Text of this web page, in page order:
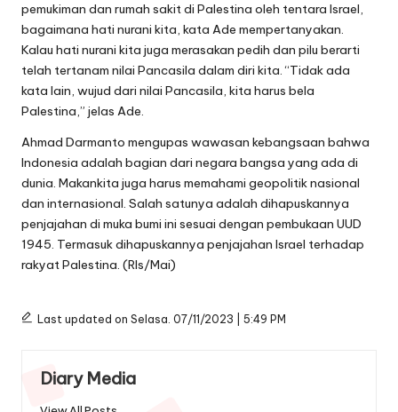
pemukiman dan rumah sakit di Palestina oleh tentara Israel,
bagaimana hati nurani kita, kata Ade mempertanyakan.
Kalau hati nurani kita juga merasakan pedih dan pilu berarti
telah tertanam nilai Pancasila dalam diri kita. “Tidak ada
kata lain, wujud dari nilai Pancasila, kita harus bela
Palestina,” jelas Ade.
Ahmad Darmanto mengupas wawasan kebangsaan bahwa
Indonesia adalah bagian dari negara bangsa yang ada di
dunia. Makankita juga harus memahami geopolitik nasional
dan internasional. Salah satunya adalah dihapuskannya
penjajahan di muka bumi ini sesuai dengan pembukaan UUD
1945. Termasuk dihapuskannya penjajahan Israel terhadap
rakyat Palestina. (Rls/Mai)
Last updated on Selasa. 07/11/2023 | 5:49 PM
Diary Media